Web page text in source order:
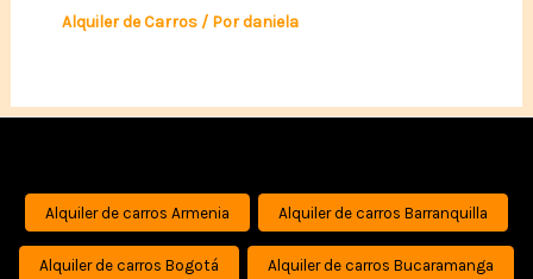
Alquiler de Carros/ Pordaniela
Alquiler de carros Armenia Alquiler de carros Barranquilla
Alquiler de carros Bogotá Alquiler de carros Bucaramanga